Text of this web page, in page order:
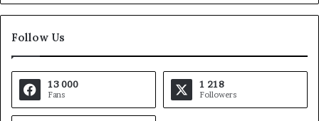
Follow Us
13 000
Fans
1 218
Followers